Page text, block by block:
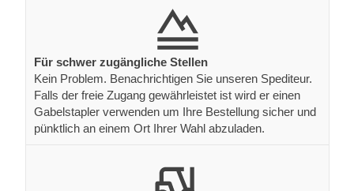
Für schwer zugängliche Stellen
Kein Problem. Benachrichtigen Sie unseren Spediteur.
Falls der freie Zugang gewährleistet ist wird er einen
Gabelstapler verwenden um Ihre Bestellung sicher und
pünktlich an einem Ort Ihrer Wahl abzuladen.